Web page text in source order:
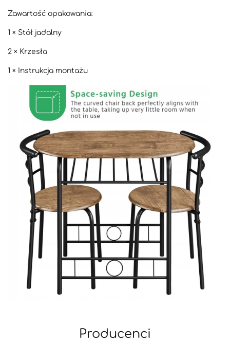
Zawartość opakowania:
1 × Stół jadalny
2 × Krzesła
1 × Instrukcja montażu
Producenci